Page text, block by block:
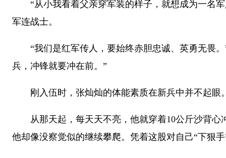
“从小我看着父亲穿军装的样子，就想成为一名军
军连战士。
“我们是红军传人，要始终赤胆忠诚、英勇无畏。
兵，冲锋就要冲在前。”
刚入伍时，张灿灿的体能素质在新兵中并不起眼
从那天起，每天天不亮，他就穿着10公斤沙背心
他却像没察觉似的继续攀爬。凭着这股对自己“下狠